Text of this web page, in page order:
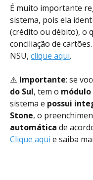
É muito importante
sistema, pois ela
(crédito ou débito), o
conciliação de
NSU, clique aqui.
⚠️ Importante: se
do Sul, tem o módulo
sistema e possui
Stone, o
automática de
Clique aqui e saiba